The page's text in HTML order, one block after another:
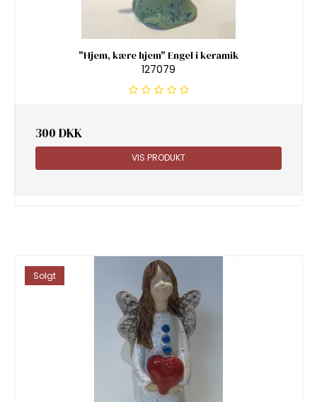
"Hjem, kære hjem" Engel i keramik
127079
300 DKK
VIS PRODUKT
Solgt